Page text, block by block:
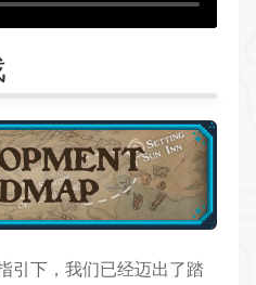
引下，我们已经迈出了踏